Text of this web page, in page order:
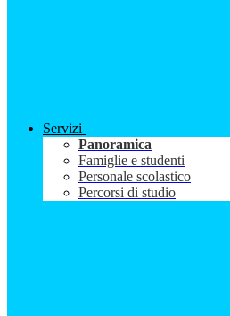
Servizi
Panoramica
Famiglie e studenti
Personale scolastico
Percorsi di studio